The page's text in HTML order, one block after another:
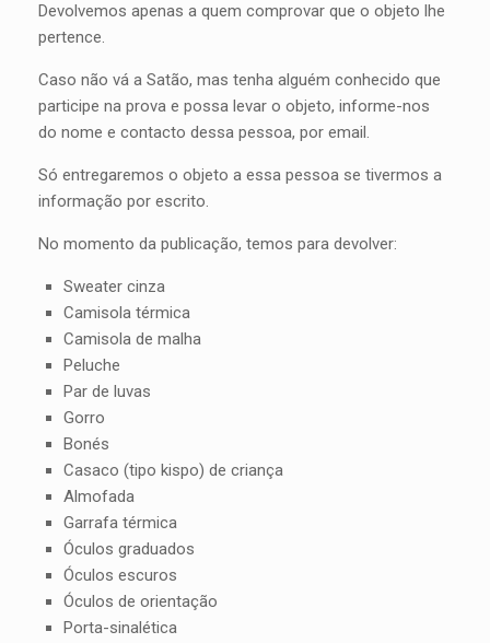
Devolvemos apenas a quem comprovar que o objeto lhe
pertence.
Caso não vá a Satão, mas tenha alguém conhecido que
participe na prova e possa levar o objeto, informe-nos
do nome e contacto dessa pessoa, por email.
Só entregaremos o objeto a essa pessoa se tivermos a
informação por escrito.
No momento da publicação, temos para devolver:
Sweater cinza
Camisola térmica
Camisola de malha
Peluche
Par de luvas
Gorro
Bonés
Casaco (tipo kispo) de criança
Almofada
Garrafa térmica
Óculos graduados
Óculos escuros
Óculos de orientação
Porta-sinalética